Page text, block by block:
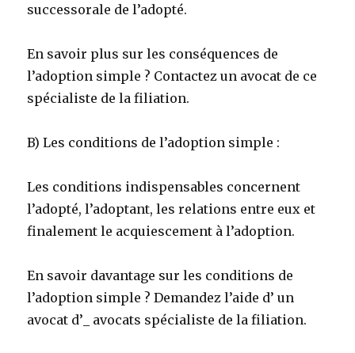
successorale de l’adopté.
En savoir plus sur les conséquences de
l’adoption simple ? Contactez un avocat de ce
spécialiste de la filiation.
B) Les conditions de l’adoption simple :
Les conditions indispensables concernent
l’adopté, l’adoptant, les relations entre eux et
finalement le acquiescement à l’adoption.
En savoir davantage sur les conditions de
l’adoption simple ? Demandez l’aide d’ un
avocat d’_ avocats spécialiste de la filiation.